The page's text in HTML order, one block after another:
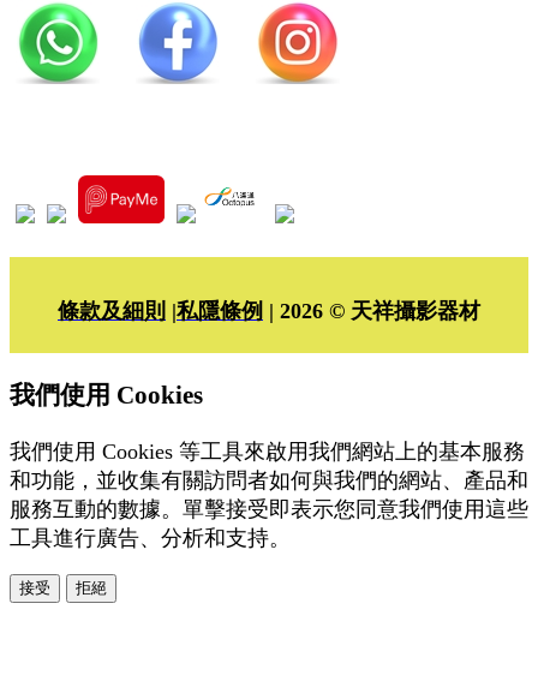
條款及細則 |私隱條例 | 2026 © 天祥攝影器材
我們使用 Cookies
我們使用 Cookies 等工具來啟用我們網站上的基本服務
和功能，並收集有關訪問者如何與我們的網站、產品和
服務互動的數據。單擊接受即表示您同意我們使用這些
工具進行廣告、分析和支持。
接受 拒絕